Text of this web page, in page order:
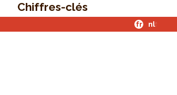
Qualité & sécurité des
Chiffres-clés
fr nl